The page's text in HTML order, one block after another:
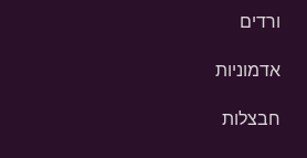
ורדים
אדמוניות
חבצלות